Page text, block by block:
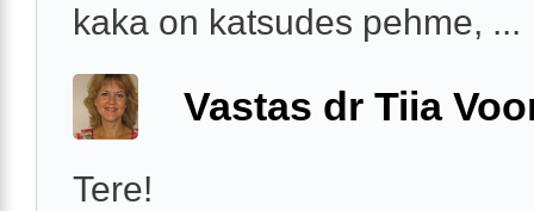
kaka on katsudes pehme, ...
Vastas dr Tiia
Tere!